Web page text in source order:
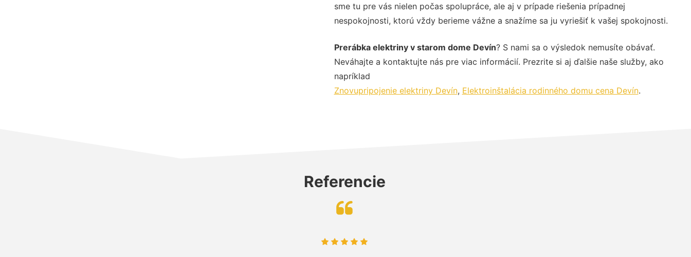
sme tu pre vás nielen počas spolupráce, ale aj v prípade riešenia prípadnej
nespokojnosti, ktorú vždy berieme vážne a snažíme sa ju vyriešiť k vašej spokojnosti.
Prerábka elektriny v starom dome Devín? S nami sa o výsledok nemusíte obávať.
Neváhajte a kontaktujte nás pre viac informácií. Prezrite si aj ďalšie naše služby, ako
napríklad
Znovupripojenie elektriny Devín, Elektroinštalácia rodinného domu cena Devín.
Referencie